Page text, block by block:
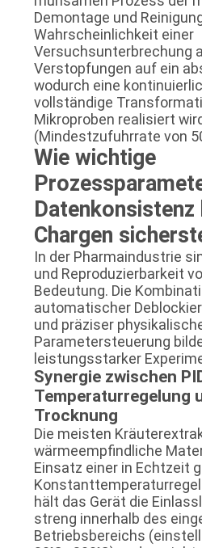
Demontage und
Wahrscheinlichkeit einer
Versuchsunterbrechung
Verstopfungen auf ein
wodurch eine
vollständige
Mikroproben realisiert
(Mindestzufuhrrate von
Wie wichtige
Datenkonsistenz
Chargen
In der Pharmaindustrie
und Reproduzierbarkeit
Bedeutung. Die
automatischer
und präziser
Parametersteuerung
leistungsstarker
Synergie zwischen
Temperaturregelung
Trocknung
Die meisten
wärmeempfindliche
Einsatz einer in Echtzeit
hält das Gerät die
streng innerhalb des
Betriebsbereichs